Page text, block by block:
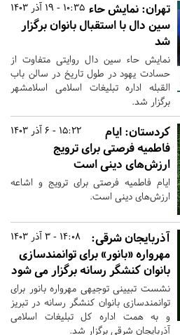
10:35 - 19 آذر 1403 تهران: نمایش حاء
سین دال با استقبال بانوان برگزار
شد
نمایش حاء سین دال روایتی متفاوت از
حسادت یهود در طول تاریخ در سالن باب
القبله اداره تبلیغات اسلامی اسلامشهر
برگزار شد.
15:22 - 6 آذر 1403 کردستان: ایام
فاطمیه فرصتی برای ترویج
ارزش‌های دینی است
ایام فاطمیه فرصتی برای ترویج و اشاعه
ارزش‌های دینی است.
14:08 - 3 آذر 1403
آذربایجان شرقی:
مهرواره «بانور» برای توانمندسازی
بانوان کنشگر رسانه برگزار می شود
نشست تبیینی توجیهی مهرواره بانور برای
توانمندسازی بانوان کنشگر رسانه در تبریز
و به همت اداره کل تبلیغات اسلامی
آذربایجان شرقی برگزار شد.